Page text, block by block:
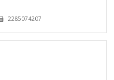
2285074207